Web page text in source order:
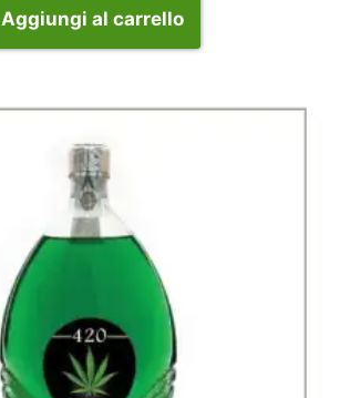
Aggiungi al carrello